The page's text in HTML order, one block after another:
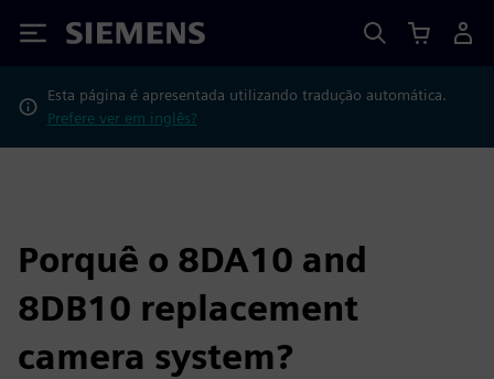
Siemens
Esta página é apresentada utilizando tradução automática.
Prefere ver em inglês?
Porquê o 8DA10 and
8DB10 replacement
camera system?